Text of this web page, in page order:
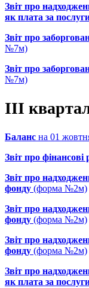
Звіт про
як плата за
Звіт про
№7м)
Звіт про
№7м)
ІІІ
Баланс на 01
Звіт про фінансові
Звіт про
фонду (форма №2м)
Звіт про
фонду (форма №2м)
Звіт про
фонду (форма №2м)
Звіт про
як плата за